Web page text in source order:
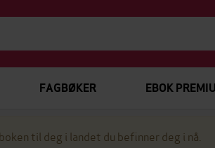
FAGBØKER EBOK
til deg i landet du befinner deg i nå.